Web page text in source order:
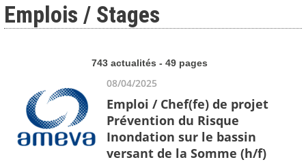
Emplois / Stages
743 actualités - 49 pages
08/04/2025
Emploi / Chef(fe) de projet
Prévention du Risque
Inondation sur le bassin
versant de la Somme (h/f)